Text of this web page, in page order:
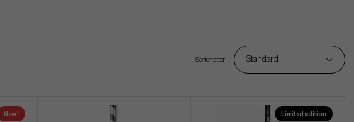
Sorter etter Standard
New! Limited edition